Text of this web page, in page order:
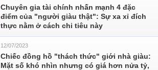
Chuyên gia tài chính nhấn mạnh 4 đặc
điểm của "người giàu thật": Sự xa xỉ đích
thực nằm ở cách chi tiêu này
12/07/2023
Chiếc đồng hồ "thách thức" giới nhà giàu:
Mặt số khó nhìn nhưng có giá hơn nửa tỷ,